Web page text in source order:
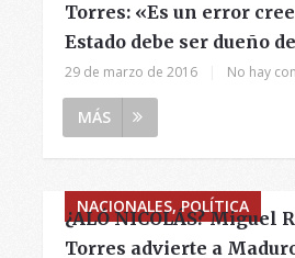
Torres: «Es un error
Estado debe ser dueño
29 de marzo de 2016 No hay
MÁS
NACIONALES, POLÍTICA
¿ALÓ NICOLÁS? Miguel
Torres advierte a